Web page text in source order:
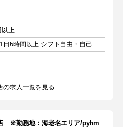
以上
週2日以上 1日6時間以上 シフト自由・自己申告
求人一覧を見る
※勤務地：海老名エリア/pyhm